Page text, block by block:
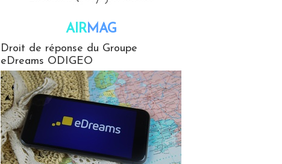
AIRMAG
Droit de réponse du Groupe
eDreams ODIGEO